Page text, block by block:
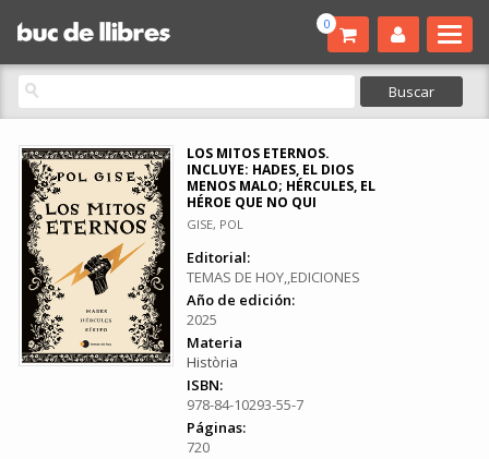
0
LOS MITOS ETERNOS.
INCLUYE: HADES, EL DIOS
MENOS MALO; HÉRCULES, EL
HÉROE QUE NO QUI
GISE, POL
Editorial:
TEMAS DE HOY,,EDICIONES
Año de edición:
2025
Materia
Història
ISBN:
978-84-10293-55-7
Páginas:
720